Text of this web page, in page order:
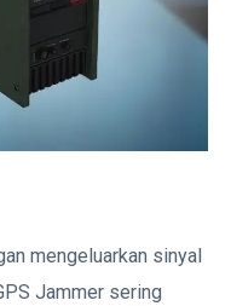
mengeluarkan sinyal
Jammer sering